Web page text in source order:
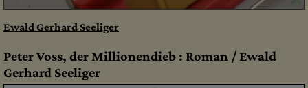
Ewald Gerhard Seeliger
Peter Voss, der Millionendieb : Roman / Ewald
Gerhard Seeliger